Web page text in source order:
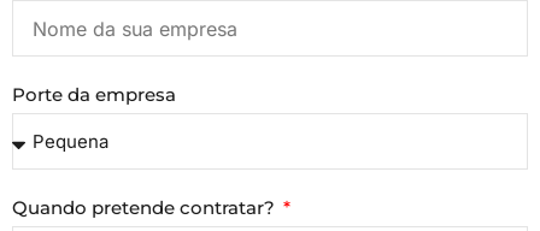
Porte da empresa
Quando pretende contratar?